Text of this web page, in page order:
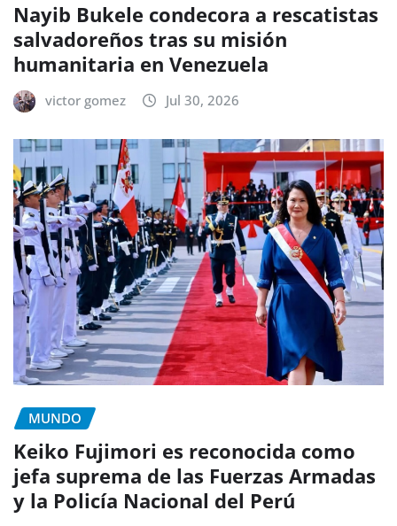
Nayib Bukele condecora a rescatistas
salvadoreños tras su misión
humanitaria en Venezuela
victor gomez Jul 30, 2026
MUNDO
Keiko Fujimori es reconocida como
jefa suprema de las Fuerzas Armadas
y la Policía Nacional del Perú